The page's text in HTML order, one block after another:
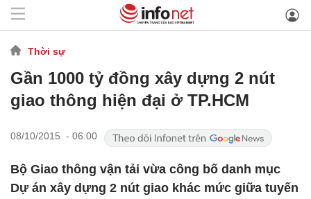
Thời sự
Gần 1000 tỷ đồng xây dựng 2 nút
giao thông hiện đại ở TP.HCM
08/10/2015 - 06:00
Bộ Giao thông vận tải vừa công bố danh mục
Dự án xây dựng 2 nút giao khác mức giữa tuyến